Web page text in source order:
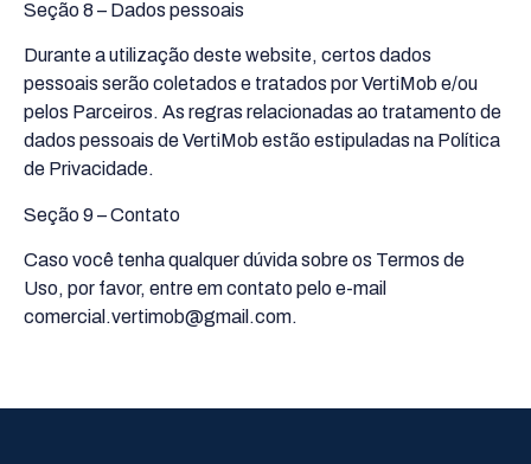
Seção 8 – Dados pessoais
Durante a utilização deste website, certos dados
pessoais serão coletados e tratados por VertiMob e/ou
pelos Parceiros. As regras relacionadas ao tratamento de
dados pessoais de VertiMob estão estipuladas na Política
de Privacidade.
Seção 9 – Contato
Caso você tenha qualquer dúvida sobre os Termos de
Uso, por favor, entre em contato pelo e-mail
comercial.vertimob@gmail.com.